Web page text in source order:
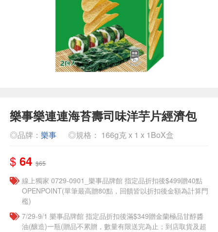
樂事樂連連海苔壽司味洋芋片經濟包
◎品牌： 樂事 ◎規格： 166g克 x 1 x 1BoX盒
$ 64 $65
線上獨家 0729-0901_樂事品牌館 指定品折扣後$499贈40點
OPENPOINT(單筆最高贈80點，回饋皆以折扣後金額為計算門
檻)
7/29-9/1 樂事品牌館 指定品折扣後滿$349贈金蘭極品甘醇醬
油(釀造)一瓶(贈品不累贈，數量有限送完為止；到店取貨及超